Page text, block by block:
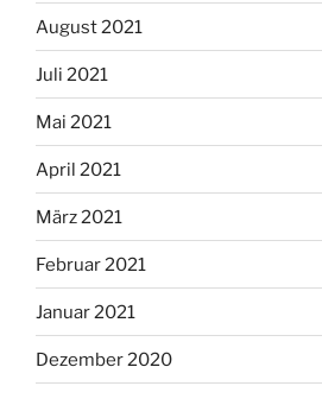
August 2021
Juli 2021
Mai 2021
April 2021
März 2021
Februar 2021
Januar 2021
Dezember 2020